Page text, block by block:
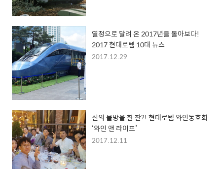
열정으로 달려 온 2017년을 돌아보다!
2017 현대로템 10대 뉴스
2017.12.29
신의 물방울 한 잔?! 현대로템 와인동호회
‘와인 앤 라이프’
2017.12.11